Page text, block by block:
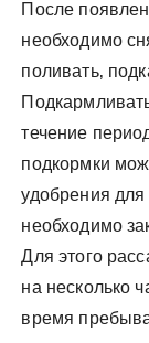
После
необходимо
поливать‚
течение
подкормки
удобрения
необходимо
Для этого
на несколько
время